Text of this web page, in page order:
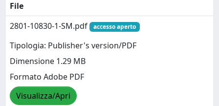
File
2801-10830-1-SM.pdf
accesso aperto
Tipologia: Publisher's version/PDF
Dimensione 1.29 MB
Formato Adobe PDF
Visualizza/Apri